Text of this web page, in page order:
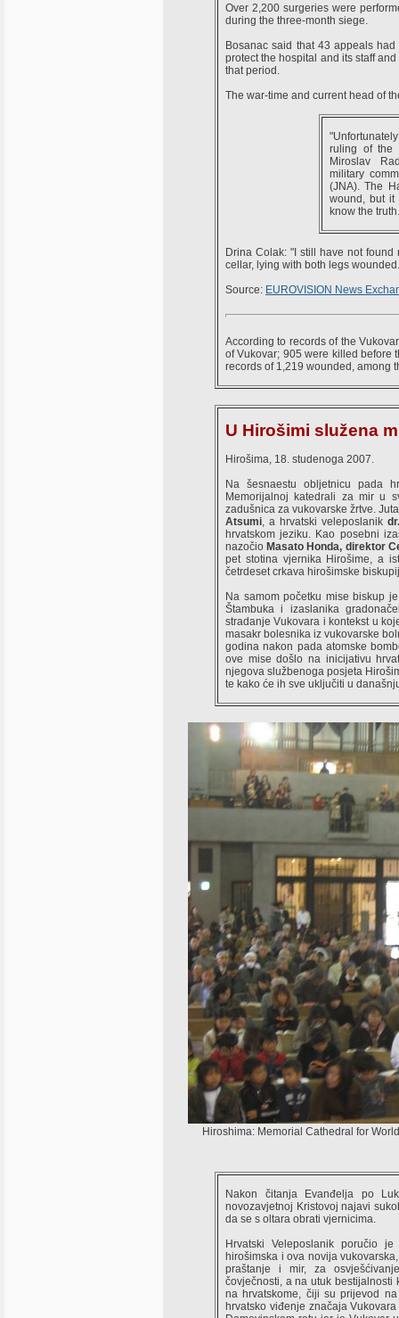
Over 2,200 surgeries were
during the three-month siege.
Bosanac said that 43 appeals
protect the hospital and its staff
that period.
The war-time and current head of
ruling of the
Miroslav
military
(JNA). The
wound, but it
know the
Drina Colak: "I still have not
cellar, lying with both legs
Source: EUROVISION News
According to records of the
of Vukovar; 905 were killed before
records of 1,219 wounded, among
U Hirošimi služena
Hirošima, 18. studenoga 2007.
Na šesnaestu obljetnicu pada
Memorijalnoj katedrali za mir u
zadušnica za vukovarske žrtve.
Atsumi, a hrvatski veleposlanik
hrvatskom jeziku. Kao posebni
nazočio Masato Honda, direktor
pet stotina vjernika Hirošime, a
četrdeset crkava hirošimske
Na samom početku mise biskup
Štambuka i izaslanika
stradanje Vukovara i kontekst u
masakr bolesnika iz vukovarske
godina nakon pada atomske
ove mise došlo na inicijativu
njegova službenoga posjeta
te kako će ih sve uključiti u
Hiroshima: Memorial Cathedral for
Nakon čitanja Evanđelja po
novozavjetnoj Kristovoj najavi
da se s oltara obrati vjernicima.
Hrvatski Veleposlanik poručio
hirošimska i ova novija
praštanje i mir, za
čovječnosti, a na utuk
na hrvatskome, čiji su prijevod
hrvatsko viđenje značaja